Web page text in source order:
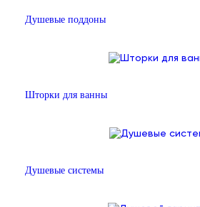
Душевые поддоны
Шторки для ванны
Душевые системы